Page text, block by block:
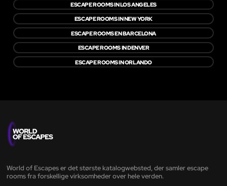
ESCAPE ROOMS IN LOS ANGELES
ESCAPE ROOMS IN NEW YORK
ESCAPE ROOMS EN BARCELONA
ESCAPE ROOMS IN DENVER
ESCAPE ROOMS IN ORLANDO
World of Escapes er det største katalogwebsted, der samler escape
rooms fra forskellige virksomheder over hele verden.